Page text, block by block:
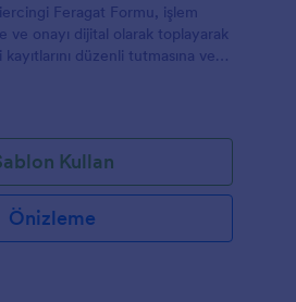
Feragat Formu, işlem
ve onayı dijital olarak toplayarak
düzenli tutmasına ve
Kullan
Önizleme